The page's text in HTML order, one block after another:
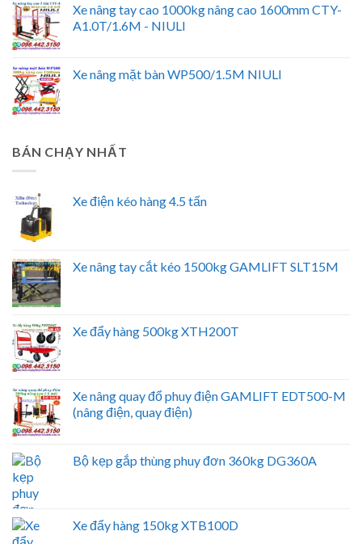
Xe nâng tay cao 1000kg nâng cao 1600mm CTY-
A1.0T/1.6M - NIULI
Xe nâng mặt bàn WP500/1.5M NIULI
BÁN CHẠY NHẤT
Xe điện kéo hàng 4.5 tấn
Xe nâng tay cắt kéo 1500kg GAMLIFT SLT15M
Xe đẩy hàng 500kg XTH200T
Xe nâng quay đổ phuy điện GAMLIFT EDT500-M
(nâng điện, quay điện)
Bộ kẹp gắp thùng phuy đơn 360kg DG360A
Xe đẩy hàng 150kg XTB100D